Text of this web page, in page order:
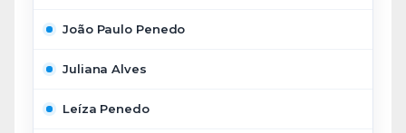
João Paulo Penedo
Juliana Alves
Leíza Penedo